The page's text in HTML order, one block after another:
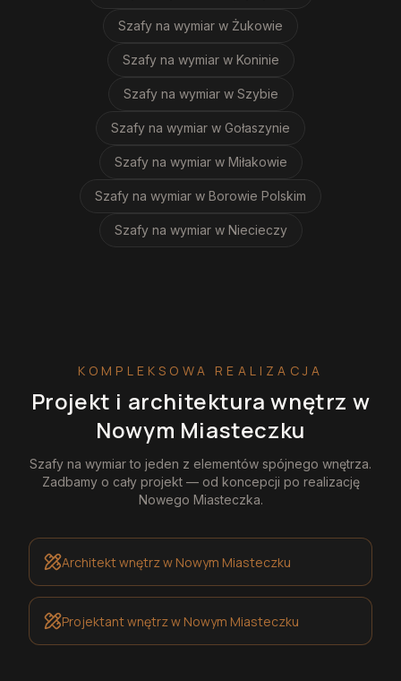
Szafy na wymiar w Żukowie
Szafy na wymiar w Koninie
Szafy na wymiar w Szybie
Szafy na wymiar w Gołaszynie
Szafy na wymiar w Miłakowie
Szafy na wymiar w Borowie Polskim
Szafy na wymiar w Niecieczy
KOMPLEKSOWA REALIZACJA
Projekt i architektura wnętrz w
Nowym Miasteczku
Szafy na wymiarto jeden z elementów spójnego wnętrza.
Zadbamy o cały projekt — od koncepcji po realizację
Nowego Miasteczka.
Architekt wnętrzw Nowym Miasteczku
Projektant wnętrzw Nowym Miasteczku